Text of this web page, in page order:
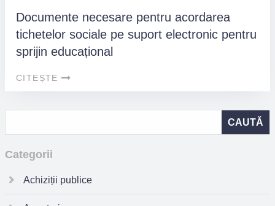
Documente necesare pentru acordarea
tichetelor sociale pe suport electronic pentru
sprijin educațional
CITEȘTE
Categorii
Achiziții publice